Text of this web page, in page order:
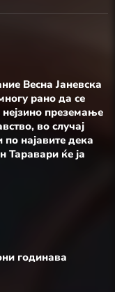
Весна Јаневска
рано да се
преземање
во случај
најавите дека
Таравари ќе ја
годинава